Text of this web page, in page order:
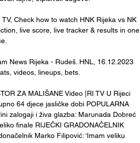
Check how to watch HNK Rijeka vs NK
live score, live tracker & results in one
News Rijeka - Rudeš. HNL, 16.12.2023
videos, lineups, bets.
ZA MALIŠANE Video |RI TV U Rijeci
64 djece jasličke dobi POPULARNA
zalogaji i živa glazba: Marunada Dobreć
finale RIJEČKI GRADONAČELNIK
Marko Filipović: ‘Imam veliku